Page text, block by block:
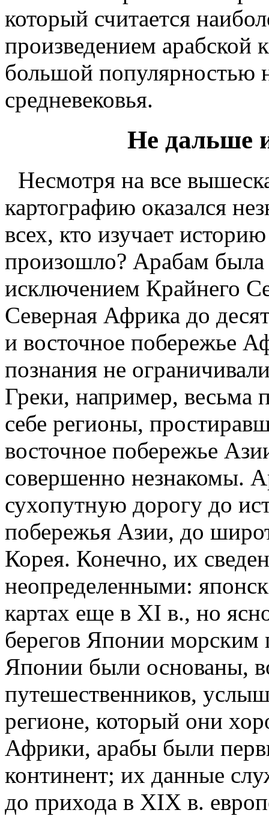
который считается
произведением арабской
большой популярностью
средневековья.
Не дальше
Несмотря на все
картографию оказался
всех, кто изучает
произошло? Арабам была
исключением Крайнего
Северная Африка до
и восточное побережье
познания не
Греки, например, весьма
себе регионы,
восточное побережье
совершенно незнакомы.
сухопутную дорогу до
побережья Азии, до
Корея. Конечно, их
неопределенными:
картах еще в XI в., но
берегов Японии морским
Японии были основаны,
путешественников,
регионе, который они
Африки, арабы были
континент; их данные
до прихода в XIX в.